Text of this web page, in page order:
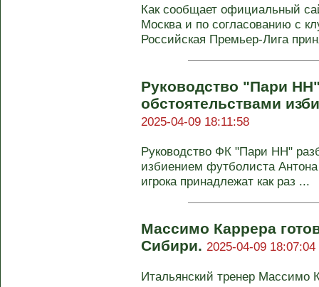
Как сообщает официальный
Москва и по согласованию с
Российская Премьер-Лига
Руководство "Пари
обстоятельствами
2025-04-09 18:11:58
Руководство ФК "Пари НН"
избиением футболиста
игрока принадлежат как раз ...
Массимо Каррера
Сибири. 2025-04-09 18:07:04
Итальянский тренер Массимо